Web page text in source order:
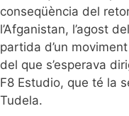
conseqüència del
l’Afganistan, l’agost
partida d’un
del que s’esperava
F8 Estudio, que té la
Tudela.